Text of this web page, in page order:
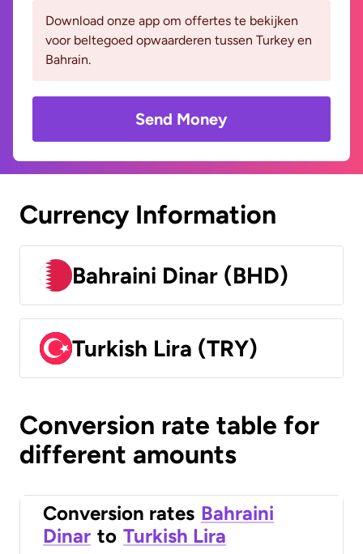
Download onze app om offertes te bekijken
voor beltegoed opwaarderen tussen Turkey en
Bahrain.
Send Money
Currency Information
Bahraini Dinar (BHD)
Turkish Lira (TRY)
Conversion rate table for
different amounts
Conversion rates Bahraini
Dinar to Turkish Lira